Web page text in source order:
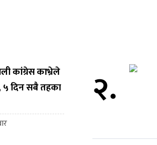
कांग्रेस काभ्रेले
दिन सबै तहका
२.